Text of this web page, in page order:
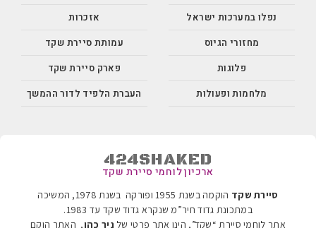
נפלו במערכות ישראל
מחזורי הגיוס
פלוגות
מלחמות ופעולות
אזכרות
עמותת סיירת שקד
פארק סיירת שקד
העברת הלפיד לדור ההמשך
424SHAKED
ארכיון לוחמי סיירת שקד
סיירת שקד
הוקמה בשנת 1955 ופורקה בשנת 1978, המשיכה
במתכונת גדוד חיר”מ שנקרא גדוד שקד עד 1983
.
אתר לוחמי סיירת “שקד”, הינו אתר פרטי של ניר כהן, האתר הוקם